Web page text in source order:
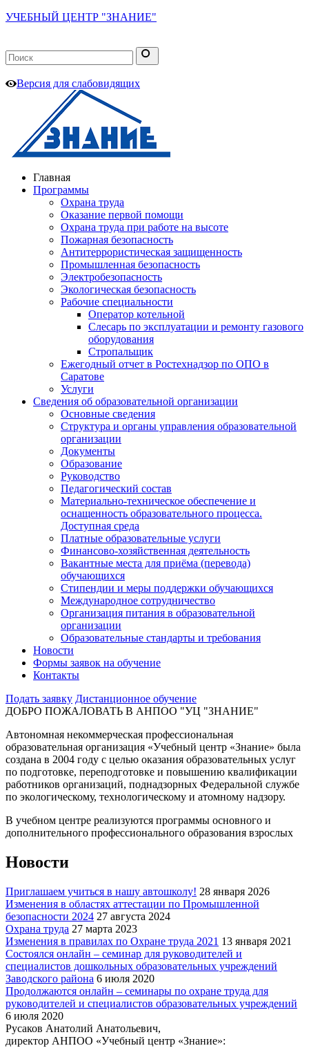
УЧЕБНЫЙ ЦЕНТР "ЗНАНИЕ"
Версия для слабовидящих
Главная
Программы
Охрана труда
Оказание первой помощи
Охрана труда при работе на высоте
Пожарная безопасность
Антитеррористическая защищенность
Промышленная безопасность
Электробезопасность
Экологическая безопасность
Рабочие специальности
Оператор котельной
Слесарь по эксплуатации и ремонту газового
оборудования
Стропальщик
Ежегодный отчет в Ростехнадзор по ОПО в
Саратове
Услуги
Сведения об образовательной организации
Основные сведения
Структура и органы управления образовательной
организации
Документы
Образование
Руководство
Педагогический состав
Материально-техническое обеспечение и
оснащенность образовательного процесса.
Доступная среда
Платные образовательные услуги
Финансово-хозяйственная деятельность
Вакантные места для приёма (перевода)
обучающихся
Стипендии и меры поддержки обучающихся
Международное сотрудничество
Организация питания в образовательной
организации
Образовательные стандарты и требования
Новости
Формы заявок на обучение
Контакты
Подать заявку Дистанционное обучение
ДОБРО ПОЖАЛОВАТЬ В АНПОО "УЦ "ЗНАНИЕ"
Автономная некоммерческая профессиональная
образовательная организация «Учебный центр «Знание» была
создана в 2004 году с целью оказания образовательных услуг
по подготовке, переподготовке и повышению квалификации
работников организаций, поднадзорных Федеральной службе
по экологическому, технологическому и атомному надзору.
В учебном центре реализуются программы основного и
дополнительного профессионального образования взрослых
Новости
Приглашаем учиться в нашу автошколу! 28 января 2026
Изменения в областях аттестации по Промышленной
безопасности 2024 27 августа 2024
Охрана труда 27 марта 2023
Изменения в правилах по Охране труда 2021 13 января 2021
Состоялся онлайн – семинар для руководителей и
специалистов дошкольных образовательных учреждений
Заводского района 6 июля 2020
Продолжаются онлайн – семинары по охране труда для
руководителей и специалистов образовательных учреждений
6 июля 2020
Русаков Анатолий Анатольевич,
директор АНПОО «Учебный центр «Знание»: